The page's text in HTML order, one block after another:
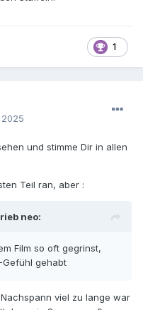
1
und stimme Dir in allen
Teil ran, aber :
neo:
Film so oft gegrinst,
Gefühl gehabt
viel zu lange war